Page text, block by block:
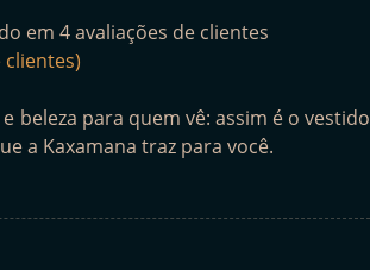
em 4avaliações de clientes
clientes)
beleza para quem vê: assim é o vestido
a Kaxamana traz para você.